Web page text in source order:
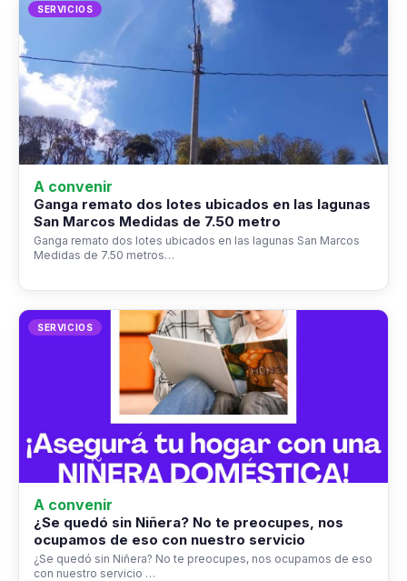
SERVICIOS
A convenir
Ganga remato dos lotes ubicados en las lagunas
San Marcos Medidas de 7.50 metro
Ganga remato dos lotes ubicados en las lagunas San Marcos
Medidas de 7.50 metros…
SERVICIOS
A convenir
¿Se quedó sin Niñera? No te preocupes, nos
ocupamos de eso con nuestro servicio
¿Se quedó sin Niñera? No te preocupes, nos ocupamos de eso
con nuestro servicio …